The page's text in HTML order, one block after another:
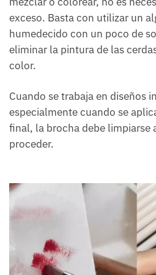
exceso. Basta con utilizar un
humedecido con un poco de
eliminar la pintura de las
color.
Cuando se trabaja en diseños
especialmente cuando se
final, la brocha debe limpiarse
proceder.